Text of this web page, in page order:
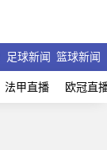
足球新闻 篮球新闻
法甲直播 欧冠直